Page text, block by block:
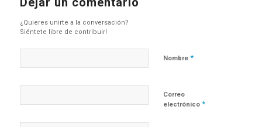
¿Quieres unirte a la conversación?
Siéntete libre de contribuir!
Nombre *
Correo
electrónico *